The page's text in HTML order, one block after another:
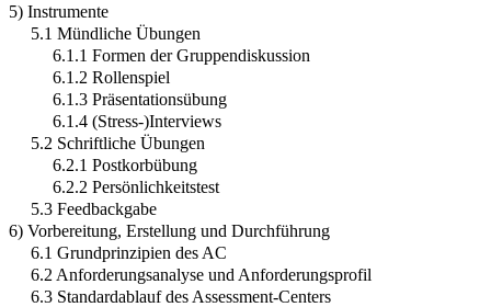
5) Instrumente
5.1 Mündliche Übungen
6.1.1 Formen der Gruppendiskussion
6.1.2 Rollenspiel
6.1.3 Präsentationsübung
6.1.4 (Stress-)Interviews
5.2 Schriftliche Übungen
6.2.1 Postkorbübung
6.2.2 Persönlichkeitstest
5.3 Feedbackgabe
6) Vorbereitung, Erstellung und Durchführung
6.1 Grundprinzipien des AC
6.2 Anforderungsanalyse und Anforderungsprofil
6.3 Standardablauf des Assessment-Centers